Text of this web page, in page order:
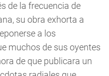
de la frecuencia de
su obra exhorta a
a los
muchos de sus oyentes
de que publicara un